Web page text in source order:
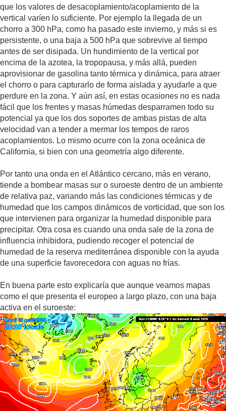
que los valores de desacoplamiento/acoplamiento de la
vertical varíen lo suficiente. Por ejemplo la llegada de un
chorro a 300 hPa, como ha pasado este invierno, y más si es
persistente, o una baja a 500 hPa que sobrevive al tiempo
antes de ser disipada. Un hundimiento de la vertical por
encima de la azotea, la tropopausa, y más allá, pueden
aprovisionar de gasolina tanto térmica y dinámica, para atraer
el chorro o para capturarlo de forma aislada y ayudarle a que
perdure en la zona. Y aún así, en estas ocasiones no es nada
fácil que los frentes y masas húmedas desparramen todo su
potencial ya que los dos soportes de ambas pistas de alta
velocidad van a tender a mermar los tempos de raros
acoplamientos. Lo mismo ocurre con la zona oceánica de
California, si bien con una geometría algo diferente.
Por tanto una onda en el Atlántico cercano, más en verano,
tiende a bombear masas sur o suroeste dentro de un ambiente
de relativa paz, variando más las condiciones térmicas y de
humedad que los campos dinámicos de vorticidad, que son los
que intervienen para organizar la humedad disponible para
precipitar. Otra cosa es cuando una onda sale de la zona de
influencia inhibidora, pudiendo recoger el potencial de
humedad de la reserva mediterránea disponible con la ayuda
de una superficie favorecedora con aguas no frías.
En buena parte esto explicaría que aunque veamos mapas
como el que presenta el europeo a largo plazo, con una baja
activa en el suroeste: